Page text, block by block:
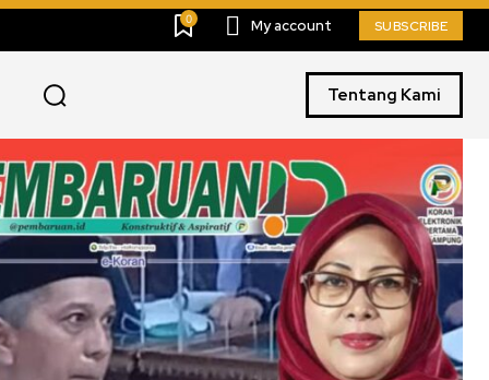
0 My account SUBSCRIBE
Tentang Kami